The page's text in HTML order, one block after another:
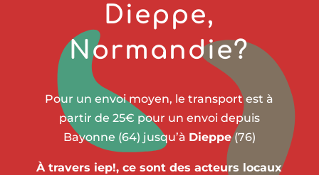
Dieppe,
Normandie?
Pour un envoi moyen, le transport est à
partir de 25€ pour un envoi depuis
Bayonne (64) jusqu’à Dieppe(76)
À travers iep!, ce sont des acteurs locaux